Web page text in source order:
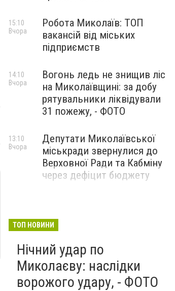
Робота Миколаїв: ТОП
вакансій від міських
підприємств
15:10
Вчора
Вогонь ледь не знищив ліс
на Миколаївщині: за добу
рятувальники ліквідували
31 пожежу, - ФОТО
14:10
Вчора
Депутати Миколаївської
міськради звернулися до
Верховної Ради та Кабміну
через дефіцит бюджету
13:10
Вчора
ТОП НОВИНИ
Нічний удар по
Миколаєву: наслідки
ворожого удару, - ФОТО